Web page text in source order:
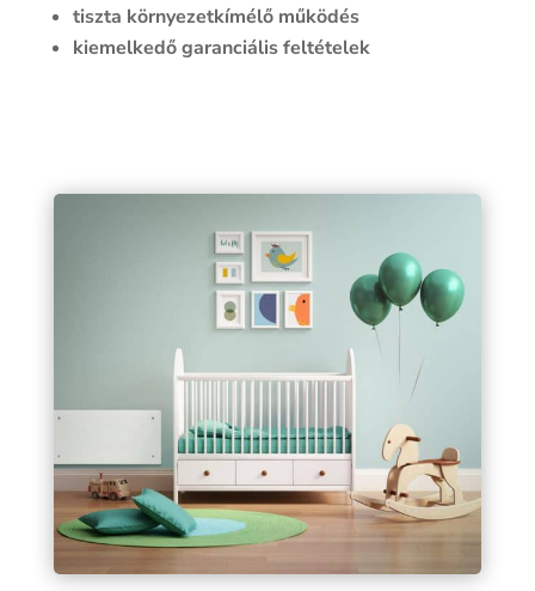
tiszta környezetkímélő működés
kiemelkedő garanciális feltételek